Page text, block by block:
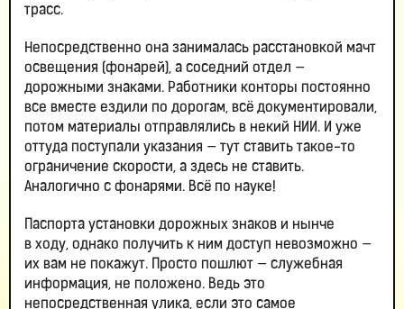
трасс.
Непосредственно она занималась расстановкой мачт
освещения (фонарей), а соседний отдел —
дорожными знаками. Работники конторы постоянно
все вместе ездили по дорогам, всё документировали,
потом материалы отправлялись в некий НИИ. И уже
оттуда поступали указания — тут ставить такое-то
ограничение скорости, а здесь не ставить.
Аналогично с фонарями. Всё по науке!
Паспорта установки дорожных знаков и нынче
в ходу, однако получить к ним доступ невозможно —
их вам не покажут. Просто пошлют — служебная
информация, не положено. Ведь это
непосредственная улика, если это самое